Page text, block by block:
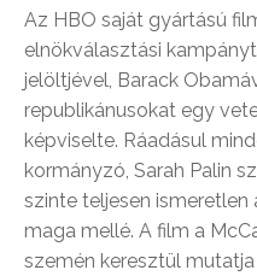
Az HBO saját gyártású
elnökválasztási
jelöltjével, Barack
republikánusokat egy
képviselte. Ráadásul
kormányzó, Sarah Palin
szinte teljesen
maga mellé. A film a
szemén keresztül